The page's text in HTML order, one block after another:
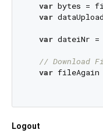
var bytes =
var
var dateiNr =
// Download
var fileAgain
Logout